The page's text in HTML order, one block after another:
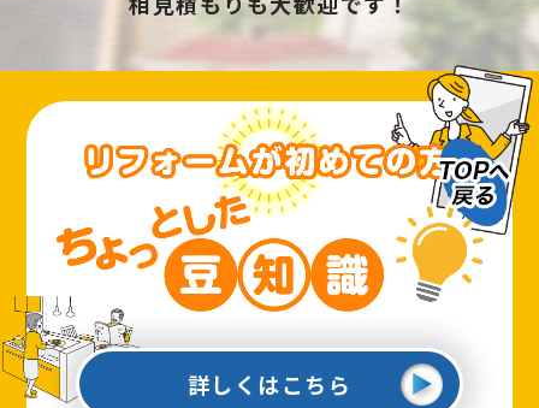
詳しくはこちら